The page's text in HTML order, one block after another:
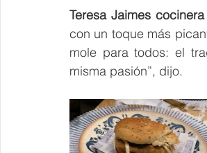
Teresa Jaimes
con un toque más
mole para todos: el
misma pasión”, dijo.